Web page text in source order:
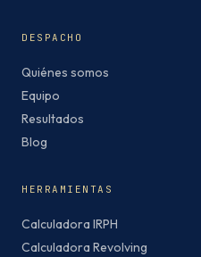
DESPACHO
Quiénes somos
Equipo
Resultados
Blog
HERRAMIENTAS
Calculadora IRPH
Calculadora Revolving